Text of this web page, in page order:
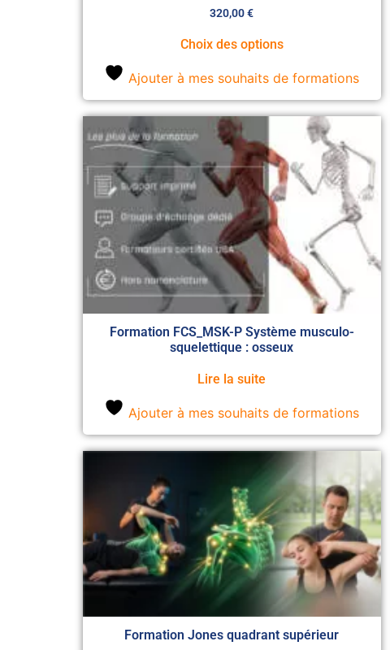
320,00€
Choix des options
Ajouter à mes souhaits de formations
Formation FCS_MSK-P Système musculo-
squelettique : osseux
Lire la suite
Ajouter à mes souhaits de formations
Formation Jones quadrant supérieur